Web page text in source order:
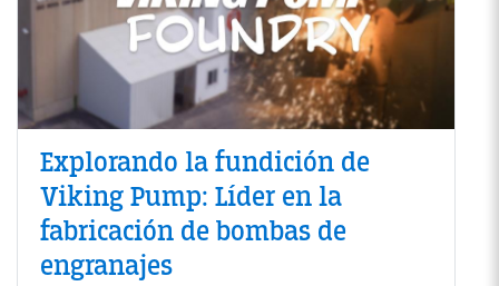
Explorando la fundición de
Viking Pump: Líder en la
fabricación de bombas de
engranajes